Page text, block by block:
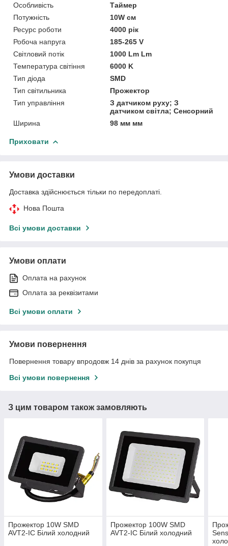
Особливість
Таймер
Потужність
10W см
Ресурс роботи
4000 рік
Робоча напруга
185-265 V
Світловий потік
1000 Lm Lm
Температура світіння
6000 K
Тип діода
SMD
Тип світильника
Прожектор
Тип управління
З датчиком руху; З
датчиком світла; Сенсорний
Ширина
98 мм мм
Приховати
Умови доставки
Доставка здійснюється тільки по передоплаті.
Нова Пошта
Всі умови доставки
Умови оплати
Оплата на рахунок
Оплата за реквізитами
Всі умови оплати
Умови повернення
Повернення товару впродовж 14 днів за рахунок покупця
Всі умови повернення
З цим товаром також замовляють
Прожектор 10W SMD
AVT2-IC Білий холодний
Прожектор 100W SMD
AVT2-IC Білий холодний